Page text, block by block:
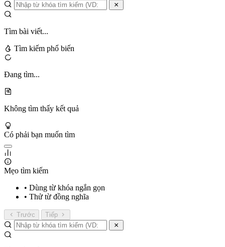
Tìm bài viết...
Tìm kiếm phổ biến
Đang tìm...
Không tìm thấy kết quả
Có phải bạn muốn tìm
Mẹo tìm kiếm
• Dùng từ khóa ngắn gọn
• Thử từ đồng nghĩa
Trước Tiếp